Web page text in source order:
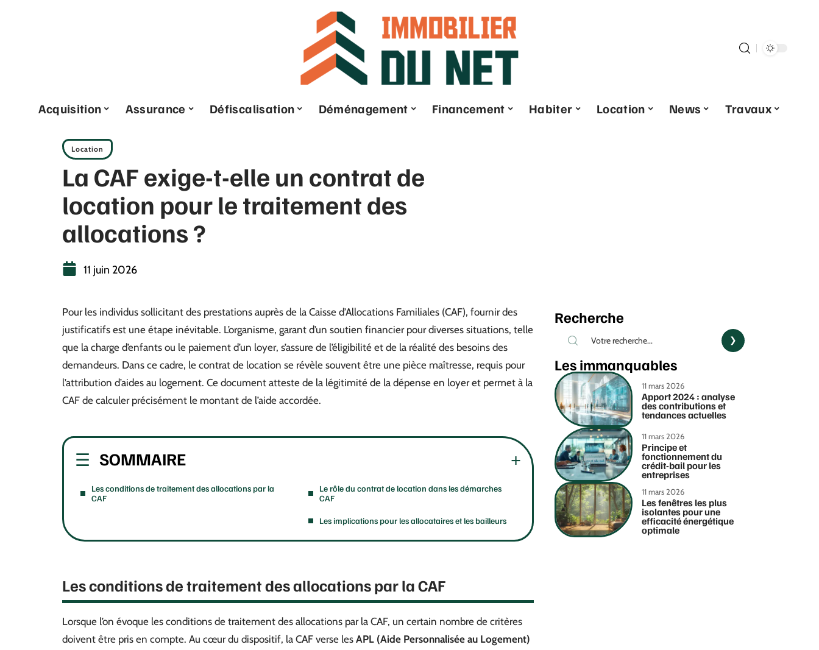
Acquisition Assurance Défiscalisation Déménagement Financement Habiter Location News Travaux
Location
La CAF exige-t-elle un contrat de
location pour le traitement des
allocations ?
11 juin 2026
Pour les individus sollicitant des prestations auprès de la Caisse d’Allocations Familiales (CAF), fournir des
justificatifs est une étape inévitable. L’organisme, garant d’un soutien financier pour diverses situations, telle
que la charge d’enfants ou le paiement d’un loyer, s’assure de l’éligibilité et de la réalité des besoins des
demandeurs. Dans ce cadre, le contrat de location se révèle souvent être une pièce maîtresse, requis pour
l’attribution d’aides au logement. Ce document atteste de la légitimité de la dépense en loyer et permet à la
CAF de calculer précisément le montant de l’aide accordée.
SOMMAIRE
Les conditions de traitement des allocations par la
CAF
Le rôle du contrat de location dans les démarches
CAF
Les implications pour les allocataires et les bailleurs
Les conditions de traitement des allocations par la CAF
Lorsque l’on évoque les conditions de traitement des allocations par la CAF, un certain nombre de critères
doivent être pris en compte. Au cœur du dispositif, la CAF verse les APL (Aide Personnalisée au Logement)
Recherche
Les immanquables
11 mars 2026
Apport 2024 : analyse
des contributions et
tendances actuelles
11 mars 2026
Principe et
fonctionnement du
crédit-bail pour les
entreprises
11 mars 2026
Les fenêtres les plus
isolantes pour une
efficacité énergétique
optimale